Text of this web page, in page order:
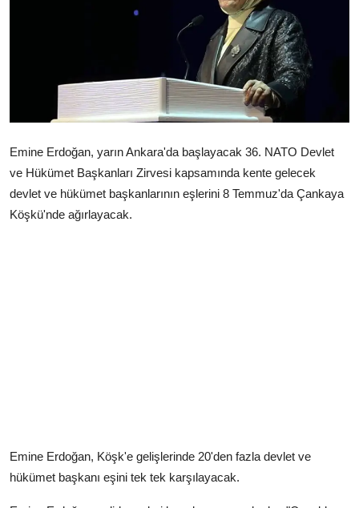
Emine Erdoğan, yarın Ankara'da başlayacak 36.⁠ ⁠NATO Devlet
ve Hükümet Başkanları Zirvesi kapsamında kente gelecek
devlet ve hükümet başkanlarının eşlerini 8 Temmuz'da Çankaya
Köşkü'nde ağırlayacak.
Emine Erdoğan, Köşk'e gelişlerinde 20'den fazla devlet ve
hükümet başkanı eşini tek tek karşılayacak.